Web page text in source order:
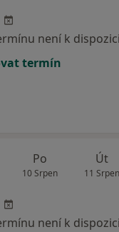
není k dispozici
termín
Po
10 Srpen
Út
11 Srpen
není k dispozici